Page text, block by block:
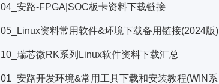
04_安路-FPGA|SOC板卡资料下载链接
05_Linux资料常用软件&环境下载备用链接(2024版)
10_瑞芯微RK系列Linux软件资料下载汇总
01_安路开发环境&常用工具下载和安装教程(WIN系